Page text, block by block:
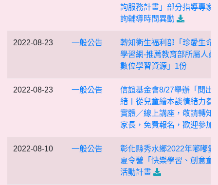
詢服務計畫」部分指導專家
詢輔導時間異動
2022-08-23 一般公告
轉知衛生福利部「珍愛生命
學習網-推薦教育部所屬人員
數位學習資源」1份
2022-08-23 一般公告
信誼基金會8/27舉辦「閱出
緒〡從兒童繪本談情緒力養
實體／線上講座，敬請轉知
家長，免費報名，歡迎參加
2022-08-10 一般公告
彰化縣秀水鄉2022年嘟嘟愛
夏令營「快樂學習、創意童
活動計畫